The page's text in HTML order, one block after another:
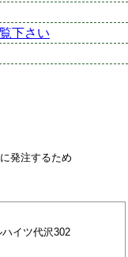
下さい
発注するため
イツ代沢302